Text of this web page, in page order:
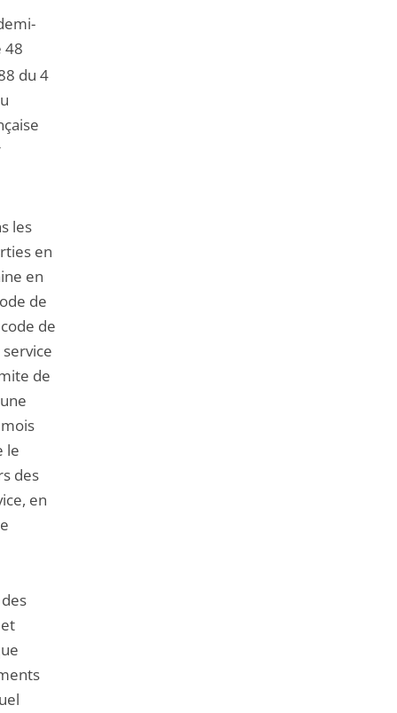
48
du 4
les
en
en
de
de
de
le
des
en